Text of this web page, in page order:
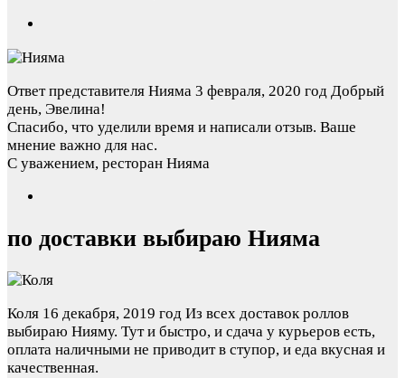
Ответ представителя Нияма 3 февраля, 2020 год Добрый
день, Эвелина!
Спасибо, что уделили время и написали отзыв. Ваше
мнение важно для нас.
С уважением, ресторан Нияма
по доставки выбираю Нияма
Коля 16 декабря, 2019 год Из всех доставок роллов
выбираю Нияму. Тут и быстро, и сдача у курьеров есть,
оплата наличными не приводит в ступор, и еда вкусная и
качественная.